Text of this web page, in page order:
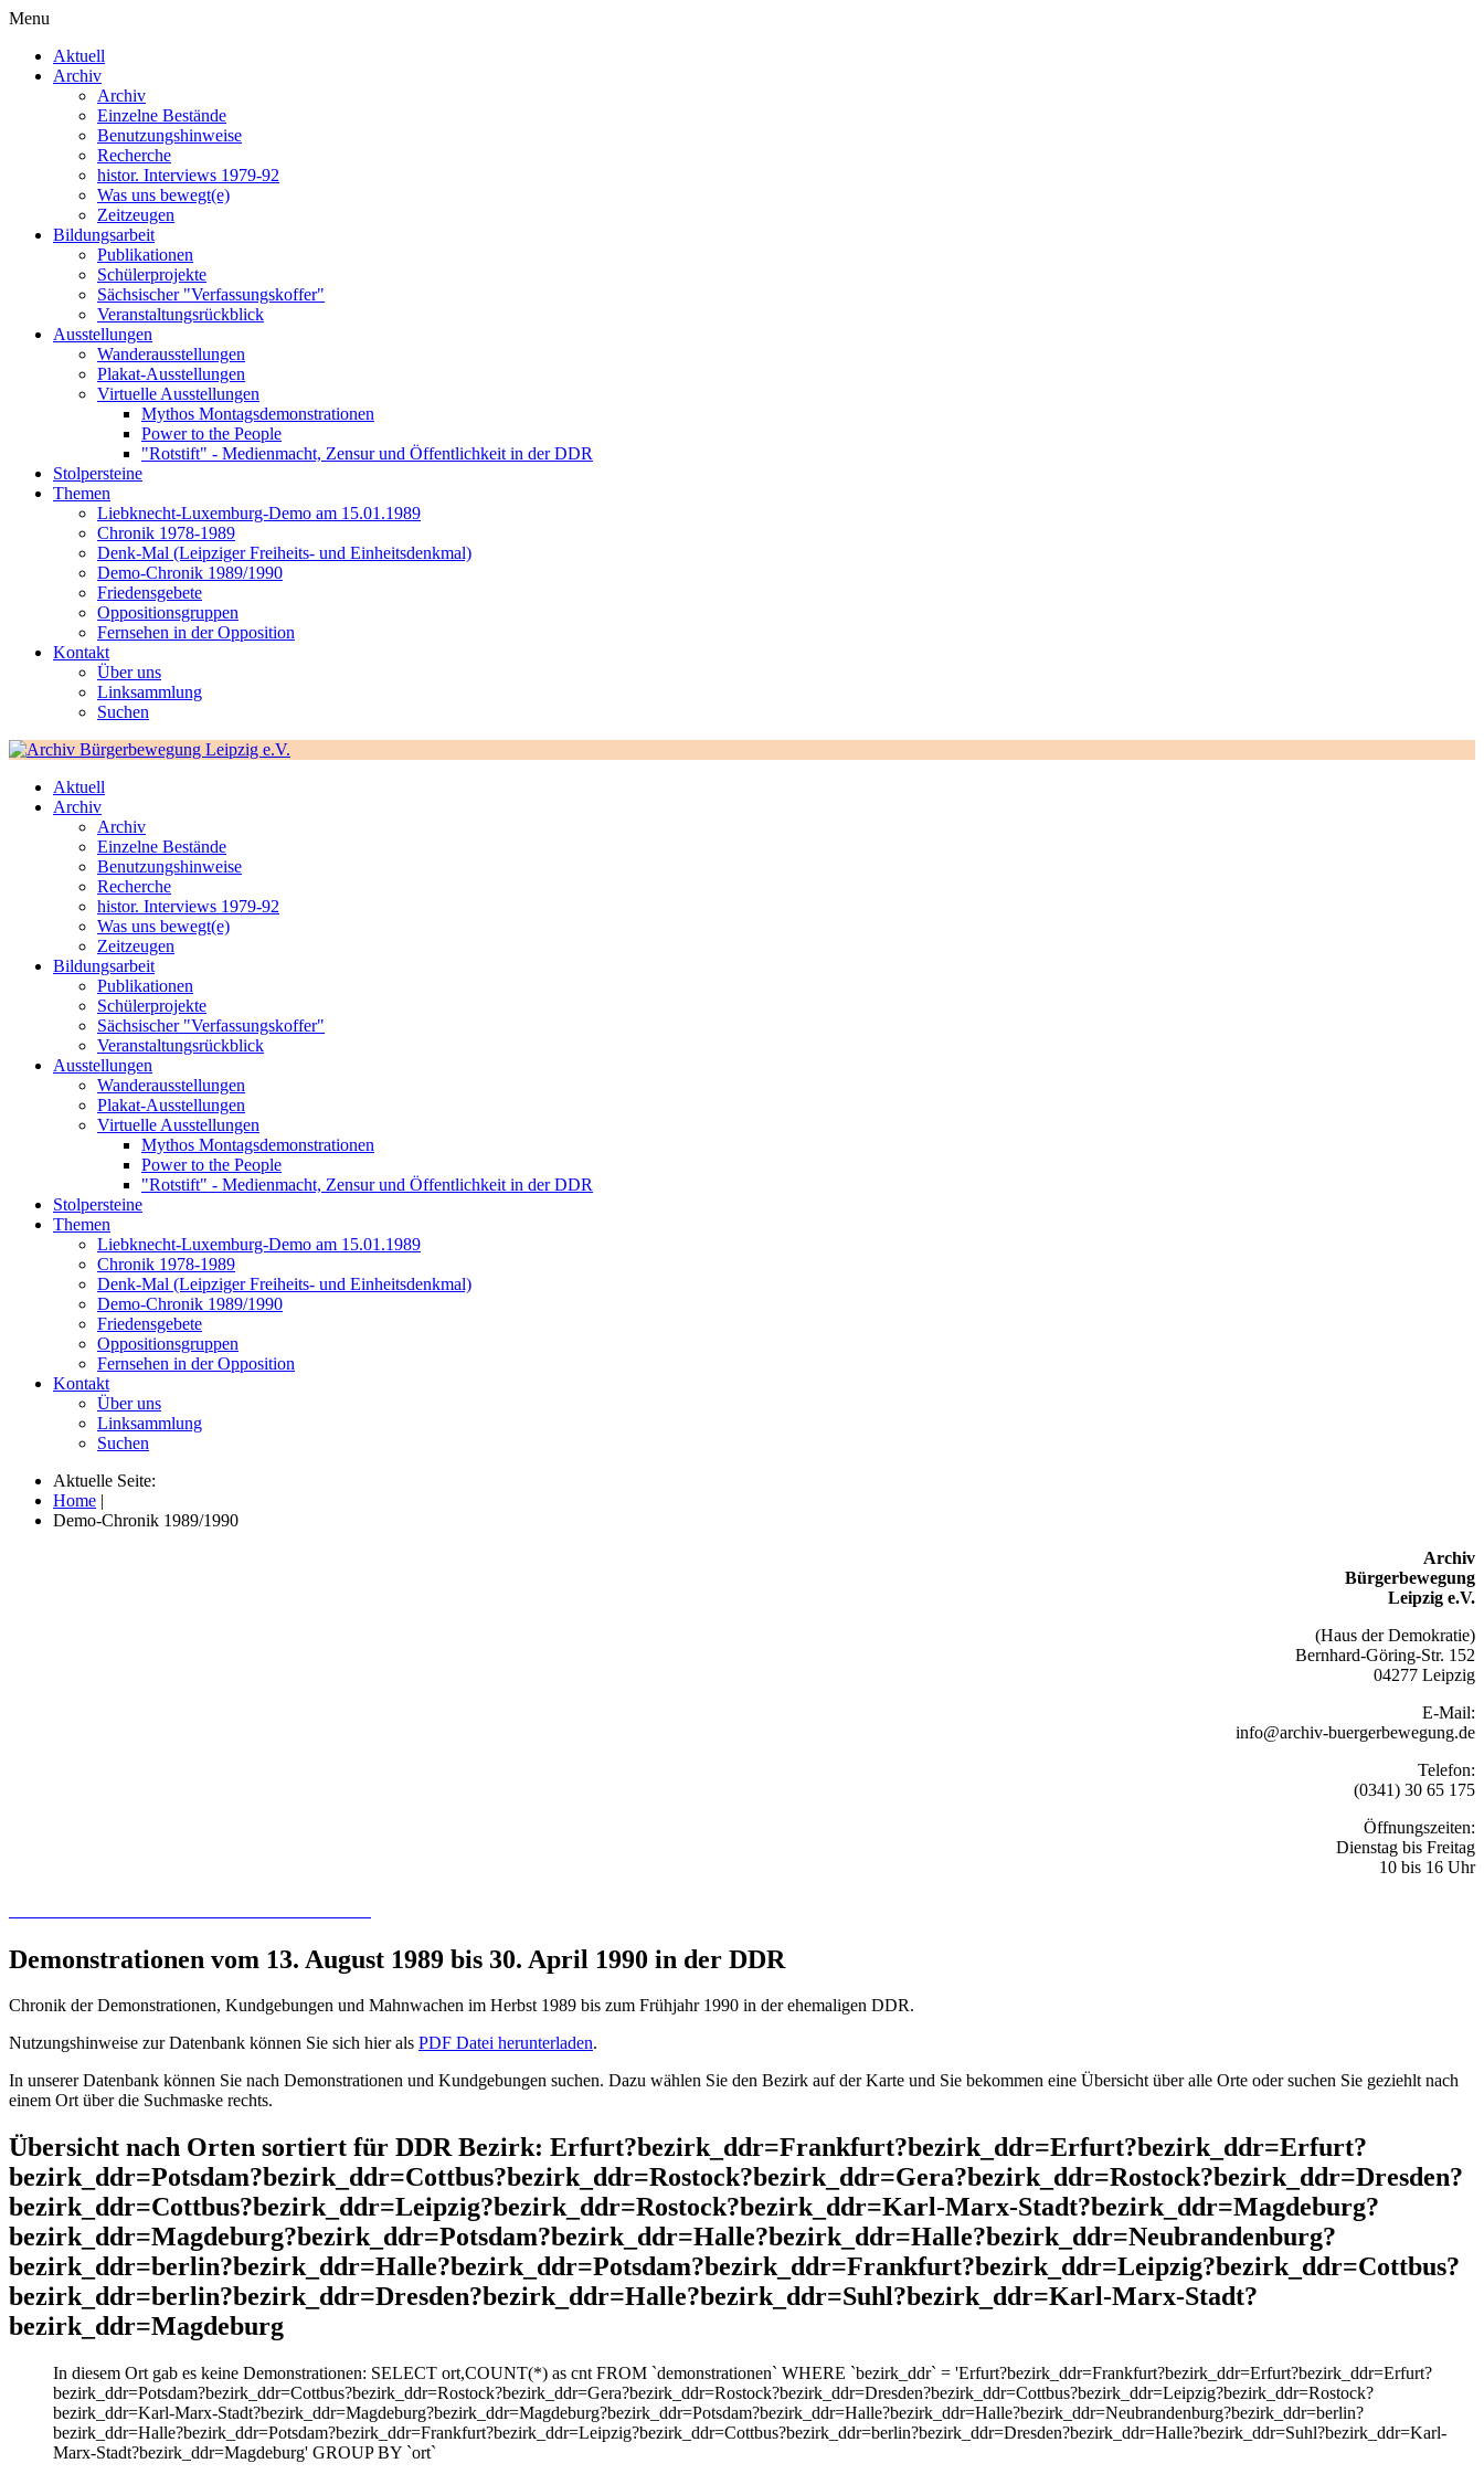
Menu
Aktuell
Archiv
Archiv
Einzelne Bestände
Benutzungshinweise
Recherche
histor. Interviews 1979-92
Was uns bewegt(e)
Zeitzeugen
Bildungsarbeit
Publikationen
Schülerprojekte
Sächsischer "Verfassungskoffer"
Veranstaltungsrückblick
Ausstellungen
Wanderausstellungen
Plakat-Ausstellungen
Virtuelle Ausstellungen
Mythos Montagsdemonstrationen
Power to the People
"Rotstift" - Medienmacht, Zensur und Öffentlichkeit in der DDR
Stolpersteine
Themen
Liebknecht-Luxemburg-Demo am 15.01.1989
Chronik 1978-1989
Denk-Mal (Leipziger Freiheits- und Einheitsdenkmal)
Demo-Chronik 1989/1990
Friedensgebete
Oppositionsgruppen
Fernsehen in der Opposition
Kontakt
Über uns
Linksammlung
Suchen
Aktuell
Archiv
Archiv
Einzelne Bestände
Benutzungshinweise
Recherche
histor. Interviews 1979-92
Was uns bewegt(e)
Zeitzeugen
Bildungsarbeit
Publikationen
Schülerprojekte
Sächsischer "Verfassungskoffer"
Veranstaltungsrückblick
Ausstellungen
Wanderausstellungen
Plakat-Ausstellungen
Virtuelle Ausstellungen
Mythos Montagsdemonstrationen
Power to the People
"Rotstift" - Medienmacht, Zensur und Öffentlichkeit in der DDR
Stolpersteine
Themen
Liebknecht-Luxemburg-Demo am 15.01.1989
Chronik 1978-1989
Denk-Mal (Leipziger Freiheits- und Einheitsdenkmal)
Demo-Chronik 1989/1990
Friedensgebete
Oppositionsgruppen
Fernsehen in der Opposition
Kontakt
Über uns
Linksammlung
Suchen
Aktuelle Seite:
Home |
Demo-Chronik 1989/1990
Archiv
Bürgerbewegung
Leipzig e.V.
(Haus der Demokratie)
Bernhard-Göring-Str. 152
04277 Leipzig
E-Mail:
info@archiv-buergerbewegung.de
Telefon:
(0341) 30 65 175
Öffnungszeiten:
Dienstag bis Freitag
10 bis 16 Uhr
Demonstrationen vom 13. August 1989 bis 30. April 1990 in der DDR
Chronik der Demonstrationen, Kundgebungen und Mahnwachen im Herbst 1989 bis zum Frühjahr 1990 in der ehemaligen DDR.
Nutzungshinweise zur Datenbank können Sie sich hier als PDF Datei herunterladen.
In unserer Datenbank können Sie nach Demonstrationen und Kundgebungen suchen. Dazu wählen Sie den Bezirk auf der Karte und Sie bekommen eine Übersicht über alle Orte oder suchen Sie geziehlt nach
einem Ort über die Suchmaske rechts.
Übersicht nach Orten sortiert für DDR Bezirk: Erfurt?bezirk_ddr=Frankfurt?bezirk_ddr=Erfurt?bezirk_ddr=Erfurt?
bezirk_ddr=Potsdam?bezirk_ddr=Cottbus?bezirk_ddr=Rostock?bezirk_ddr=Gera?bezirk_ddr=Rostock?bezirk_ddr=Dresden?
bezirk_ddr=Cottbus?bezirk_ddr=Leipzig?bezirk_ddr=Rostock?bezirk_ddr=Karl-Marx-Stadt?bezirk_ddr=Magdeburg?
bezirk_ddr=Magdeburg?bezirk_ddr=Potsdam?bezirk_ddr=Halle?bezirk_ddr=Halle?bezirk_ddr=Neubrandenburg?
bezirk_ddr=berlin?bezirk_ddr=Halle?bezirk_ddr=Potsdam?bezirk_ddr=Frankfurt?bezirk_ddr=Leipzig?bezirk_ddr=Cottbus?
bezirk_ddr=berlin?bezirk_ddr=Dresden?bezirk_ddr=Halle?bezirk_ddr=Suhl?bezirk_ddr=Karl-Marx-Stadt?
bezirk_ddr=Magdeburg
In diesem Ort gab es keine Demonstrationen: SELECT ort,COUNT(*) as cnt FROM `demonstrationen` WHERE `bezirk_ddr` = 'Erfurt?bezirk_ddr=Frankfurt?bezirk_ddr=Erfurt?bezirk_ddr=Erfurt?
bezirk_ddr=Potsdam?bezirk_ddr=Cottbus?bezirk_ddr=Rostock?bezirk_ddr=Gera?bezirk_ddr=Rostock?bezirk_ddr=Dresden?bezirk_ddr=Cottbus?bezirk_ddr=Leipzig?bezirk_ddr=Rostock?
bezirk_ddr=Karl-Marx-Stadt?bezirk_ddr=Magdeburg?bezirk_ddr=Magdeburg?bezirk_ddr=Potsdam?bezirk_ddr=Halle?bezirk_ddr=Halle?bezirk_ddr=Neubrandenburg?bezirk_ddr=berlin?
bezirk_ddr=Halle?bezirk_ddr=Potsdam?bezirk_ddr=Frankfurt?bezirk_ddr=Leipzig?bezirk_ddr=Cottbus?bezirk_ddr=berlin?bezirk_ddr=Dresden?bezirk_ddr=Halle?bezirk_ddr=Suhl?bezirk_ddr=Karl-
Marx-Stadt?bezirk_ddr=Magdeburg' GROUP BY `ort`